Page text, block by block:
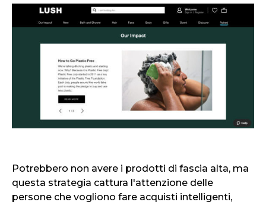
Potrebbero non avere i prodotti di fascia alta, ma
questa strategia cattura l'attenzione delle
persone che vogliono fare acquisti intelligenti,